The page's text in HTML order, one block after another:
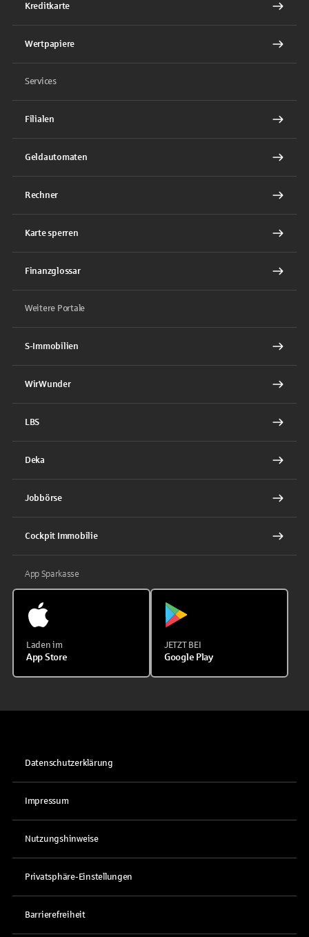
Kreditkarte
Wertpapiere
Services
Filialen
Geldautomaten
Rechner
Karte sperren
Finanzglossar
Weitere Portale
S-Immobilien
WirWunder
LBS
Deka
Jobbörse
Cockpit Immobilie
App Sparkasse
Laden im
App Store
JETZT BEI
Google Play
Datenschutzerklärung
Impressum
Nutzungshinweise
Privatsphäre-Einstellungen
Barrierefreiheit